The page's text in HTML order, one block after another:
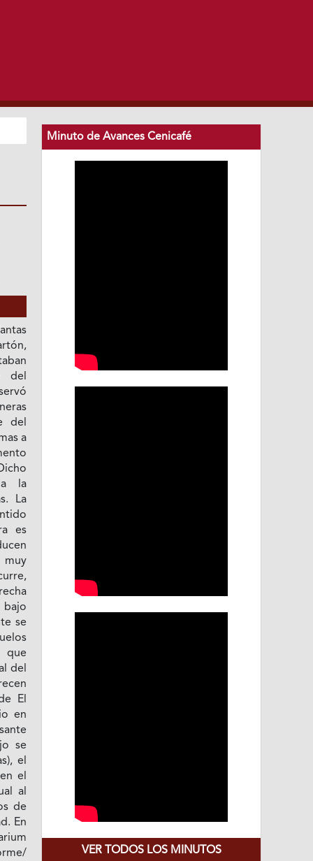
del
del
a
la
La
es
bajo
se
que
del
El
en
se
el
el
al
de
En
Minuto de Avances Cenicafé
VER TODOS LOS MINUTOS